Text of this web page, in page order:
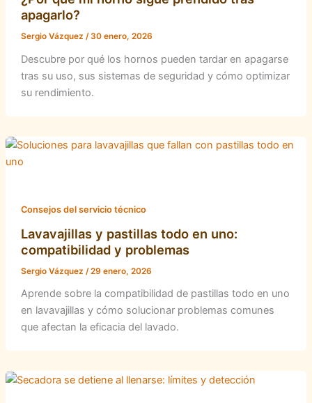
apagarlo?
Sergio Vázquez /30 enero, 2026
Descubre por qué los hornos pueden tardar en apagarse
tras su uso, sus sistemas de seguridad y cómo optimizar
su rendimiento.
Consejos del servicio técnico
Lavavajillas y pastillas todo en uno:
compatibilidad y problemas
Sergio Vázquez /29 enero, 2026
Aprende sobre la compatibilidad de pastillas todo en uno
en lavavajillas y cómo solucionar problemas comunes
que afectan la eficacia del lavado.